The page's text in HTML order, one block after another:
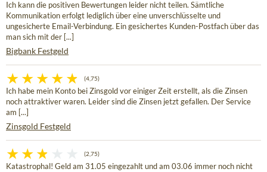
Ich kann die positiven Bewertungen leider nicht teilen. Sämtliche
Kommunikation erfolgt lediglich über eine unverschlüsselte und
ungesicherte Email-Verbindung. Ein gesichertes Kunden-Postfach über das
man sich mit der [...]
Bigbank Festgeld
(4,75)
Ich habe mein Konto bei Zinsgold vor einiger Zeit erstellt, als die Zinsen
noch attraktiver waren. Leider sind die Zinsen jetzt gefallen. Der Service
am [...]
Zinsgold Festgeld
(2,75)
Katastrophal! Geld am 31.05 eingezahlt und am 03.06 immer noch nicht